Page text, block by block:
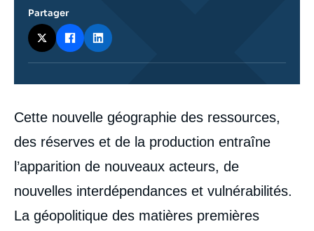
Corps
analyses
Cette nouvelle géographie des ressources,
des réserves et de la production entraîne
l’apparition de nouveaux acteurs, de
nouvelles interdépendances et vulnérabilités.
La géopolitique des matières premières
Partager